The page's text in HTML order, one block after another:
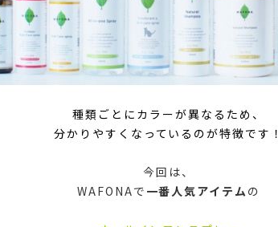
種類ごとにカラーが異なるため、
分かりやすくなっているのが特徴です！
今回は、
WAFONAで 一番人気アイテム の